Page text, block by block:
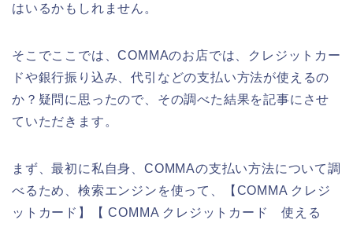
はいるかもしれません。
そこでここでは、COMMAのお店では、クレジットカー
ドや銀行振り込み、代引などの支払い方法が使えるの
か？疑問に思ったので、その調べた結果を記事にさせ
ていただきます。
まず、最初に私自身、COMMAの支払い方法について調
べるため、検索エンジンを使って、【COMMA クレジ
ットカード】【 COMMA クレジットカード 使える